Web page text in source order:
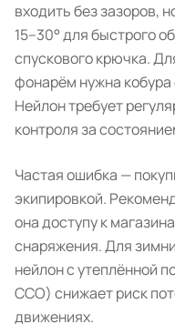
входить без зазоров,
15–30° для быстрого
спускового крючка.
фонарём нужна
Нейлон требует
контроля за
Частая ошибка —
экипировкой.
она доступу к
снаряжения. Для
нейлон с утеплённой
CCO) снижает риск
движениях.